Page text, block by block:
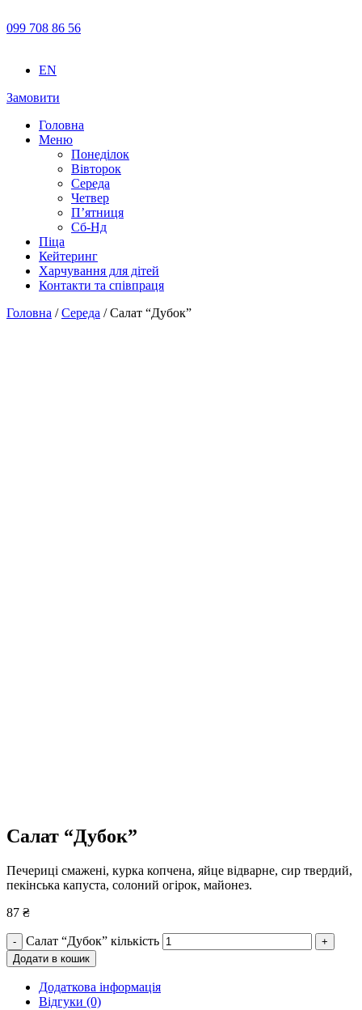
099 708 86 56
EN
Замовити
Головна
Меню
Понеділок
Вівторок
Середа
Четвер
П’ятниця
Сб-Нд
Піца
Кейтеринг
Харчування для дітей
Контакти та співпраця
Головна /Середа / Салат “Дубок”
Салат “Дубок”
Печериці смажені, курка копчена, яйце відварне, сир твердий,
пекінська капуста, солоний огірок, майонез.
87 ₴
- Салат “Дубок” кількість
+
Додати в кошик
Додаткова інформація
Відгуки (0)